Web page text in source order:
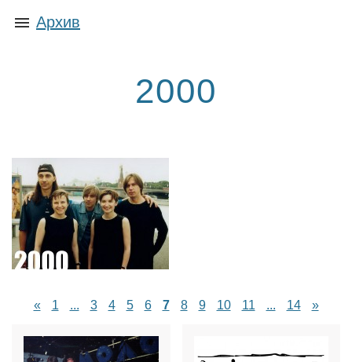
Архив
2000
« 1 ... 3 4 5 6 7 8 9 10 11 ... 14 »